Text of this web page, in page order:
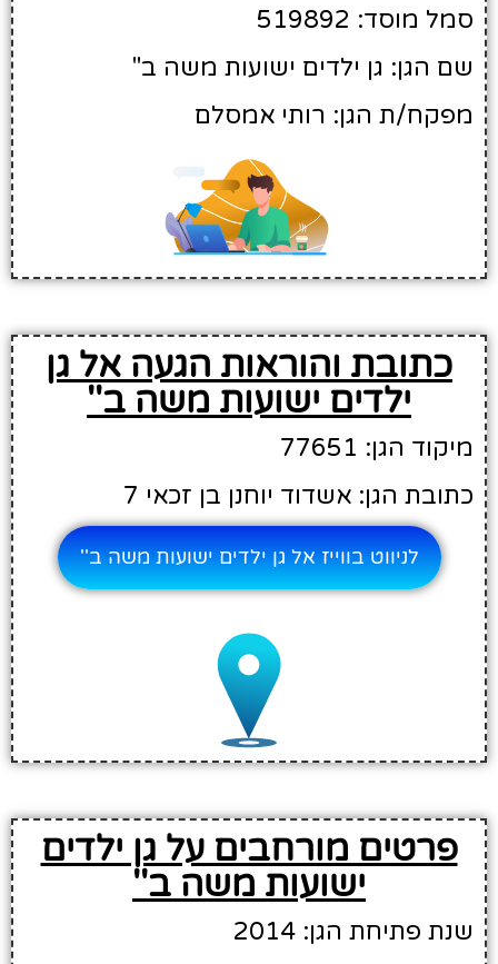
סמל מוסד: 519892
שם הגן: גן ילדים ישועות משה ב''
מפקח/ת הגן: רותי אמסלם
כתובת והוראות הגעה אל גן
ילדים ישועות משה ב''
מיקוד הגן: 77651
כתובת הגן: אשדוד יוחנן בן זכאי 7
לניווט בווייז אל גן ילדים ישועות משה ב''
פרטים מורחבים על גן ילדים
ישועות משה ב''
שנת פתיחת הגן: 2014